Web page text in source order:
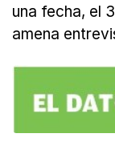
una fecha, el
amena